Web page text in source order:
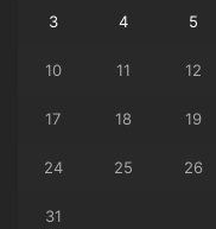
3 4 5
10 11 12
17 18 19
24 25 26
31